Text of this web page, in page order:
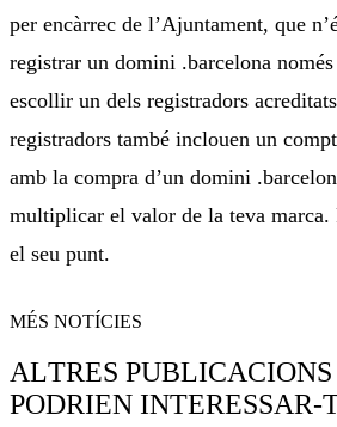
per encàrrec de l’Ajuntament, que
registrar un domini .barcelona
escollir un dels registradors
registradors també inclouen un
amb la compra d’un domini
multiplicar el valor de la teva marca.
el seu punt.
MÉS NOTÍCIES
ALTRES PUBLICACIONS
PODRIEN INTERESSAR-